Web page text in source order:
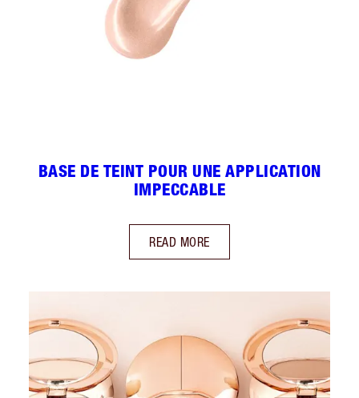
BASE DE TEINT POUR UNE APPLICATION
IMPECCABLE
READ MORE